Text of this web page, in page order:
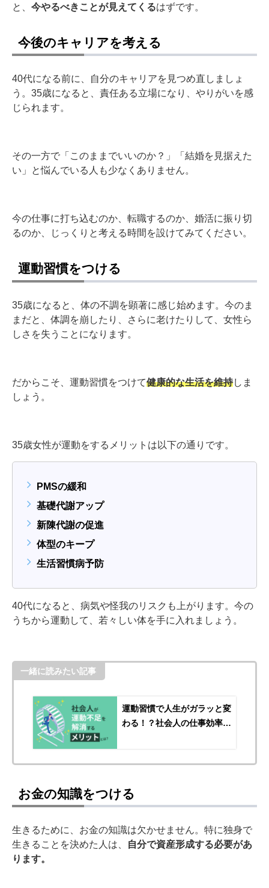
と、 今やるべきことが見えてくるはずです。
今後のキャリアを考える
40代になる前に、自分のキャリアを見つめ直しましょ
う。35歳になると、責任ある立場になり、やりがいを感
じられます。
その一方で「このままでいいのか？」「結婚を見据えた
い」と悩んでいる人も少なくありません。
今の仕事に打ち込むのか、転職するのか、婚活に振り切
るのか、じっくりと考える時間を設けてみてください。
運動習慣をつける
35歳になると、体の不調を顕著に感じ始めます。今のま
まだと、体調を崩したり、さらに老けたりして、女性ら
しさを失うことになります。
だからこそ、運動習慣をつけて健康的な生活を維持しま
しょう。
35歳女性が運動をするメリットは以下の通りです。
PMSの緩和
基礎代謝アップ
新陳代謝の促進
体型のキープ
生活習慣病予防
40代になると、病気や怪我のリスクも上がります。今の
うちから運動して、若々しい体を手に入れましょう。
一緒に読みたい記事
運動習慣で人生がガラッと変
わる！？社会人の仕事効率化
お金の知識をつける
生きるために、お金の知識は欠かせません。特に独身で
生きることを決めた人は、
自分で資産形成する必要があ
ります。